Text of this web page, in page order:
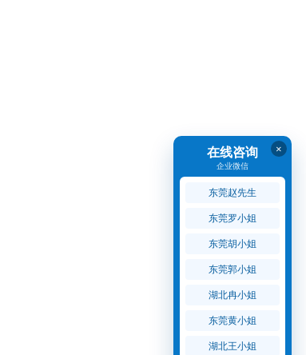
×
在线咨询
企业微信
东莞赵先生
东莞罗小姐
东莞胡小姐
东莞郭小姐
湖北冉小姐
东莞黄小姐
湖北王小姐